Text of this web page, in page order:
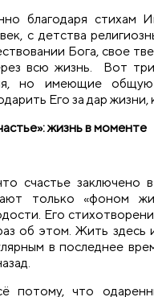
благодаря стихам
с детства
Бога, свое
всю жизнь. Вот
но имеющие
Его за дар
жизнь в моменте
счастье заключено
только «фоном
Его
об этом. Жить здесь
в последнее
потому, что